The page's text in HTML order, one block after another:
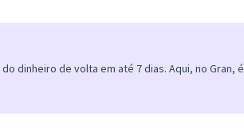
dinheiro de volta em até 7 dias. Aqui, no Gran, é